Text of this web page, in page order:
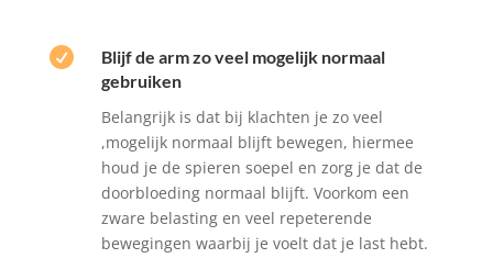

Blijf de arm zo veel mogelijk normaal
gebruiken
Belangrijk is dat bij klachten je zo veel
,mogelijk normaal blijft bewegen, hiermee
houd je de spieren soepel en zorg je dat de
doorbloeding normaal blijft. Voorkom een
zware belasting en veel repeterende
bewegingen waarbij je voelt dat je last hebt.